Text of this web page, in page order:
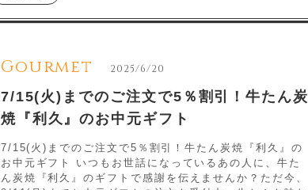
Gourmet 2025/6/20
7/15(火)までのご注文で5％割引！牛たん炭
焼『利久』のお中元ギフト
7/15(火)までのご注文で5％割引！牛たん炭焼『利久』の
お中元ギフト いつもお世話になっているあの人に、牛た
ん炭焼『利久』のギフトで感謝を伝えませんか？ただ今、